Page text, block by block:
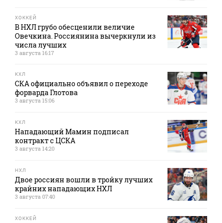
ХОККЕЙ
В НХЛ грубо обесценили величие
Овечкина. Россиянина вычеркнули из
числа лучших
3 августа 16:17
КХЛ
СКА официально объявил о переходе
форварда Глотова
3 августа 15:06
КХЛ
Нападающий Мамин подписал
контракт с ЦСКА
3 августа 14:20
НХЛ
Двое россиян вошли в тройку лучших
крайних нападающих НХЛ
3 августа 07:40
ХОККЕЙ